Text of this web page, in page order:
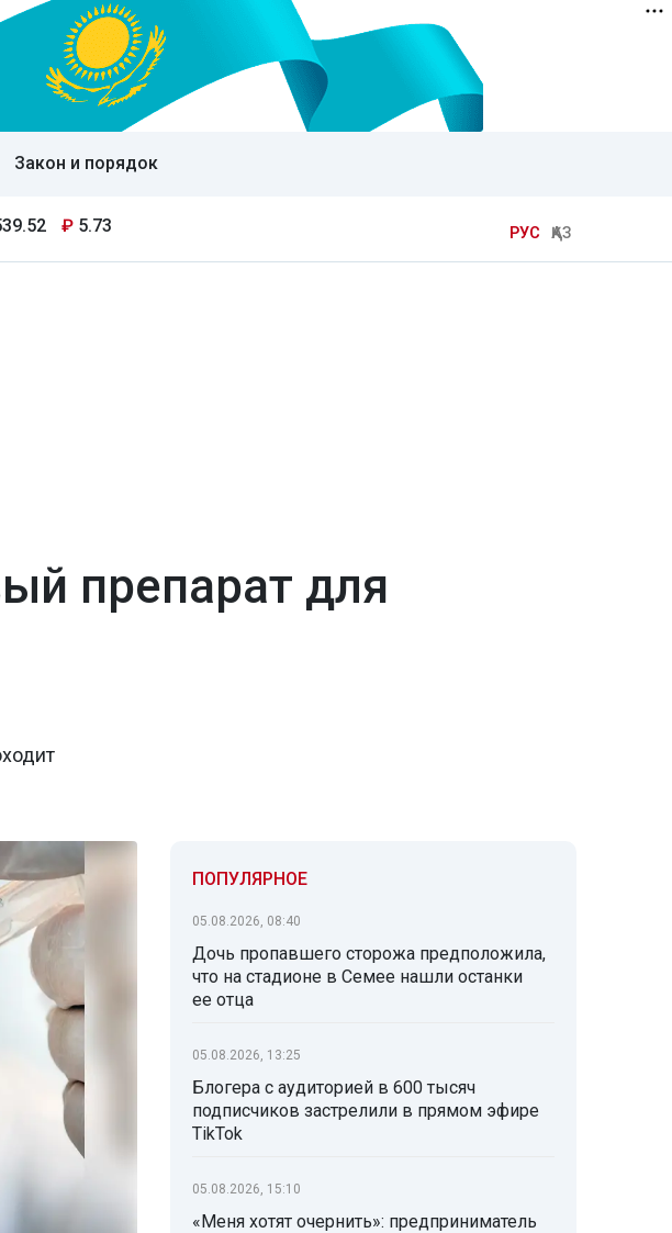
Закон и порядок
₽ 5.73 РУС ҚАЗ
препарат для
ПОПУЛЯРНОЕ
05.08.2026, 08:40
Дочь пропавшего сторожа предположила,
что на стадионе в Семее нашли останки
ее отца
05.08.2026, 13:25
Блогера с аудиторией в 600 тысяч
подписчиков застрелили в прямом эфире
TikTok
05.08.2026, 15:10
«Меня хотят очернить»: предприниматель